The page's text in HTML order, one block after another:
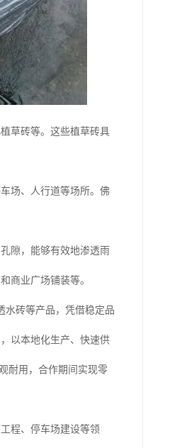
草砖等。这些植草砖具
场、人行道等场所。佛
隙，能够有效地渗透雨
商业广场铺装等。
水砖等产品，凭借稳定品
以本地化生产、快速供
耐用，合作期间实现零
程、停车场建设等领